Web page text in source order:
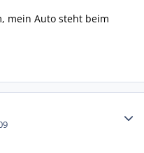
mein Auto steht beim